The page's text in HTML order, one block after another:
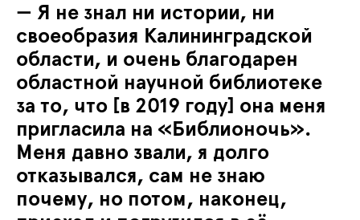
— Я не знал ни истории, ни
своеобразия Калининградской
области, и очень благодарен
областной научной библиотеке
за то, что [в 2019 году] она меня
пригласила на «Библионочь».
Меня давно звали, я долго
отказывался, сам не знаю
почему, но потом, наконец,